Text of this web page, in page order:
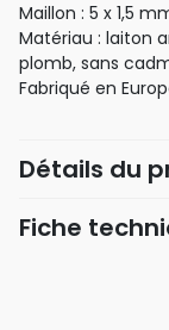
Maillon : 5 x 1,5
Matériau : laiton
plomb, sans
Fabriqué en
Détails du
Fiche